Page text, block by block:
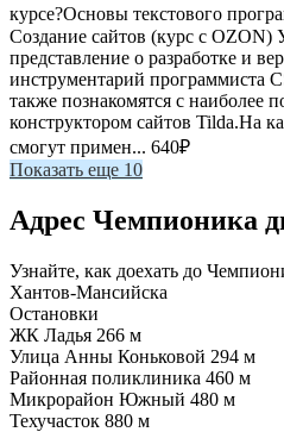
курсе?Основы текстового
Создание сайтов (курс с OZON)
представление о разработке и
инструментарий программиста
также познакомятся с наиболее
конструктором сайтов Tilda.На
смогут примен... 640₽
Показать еще 10
Адрес Чемпионика
Узнайте, как доехать до
Хантов-Мансийска
Остановки
ЖК Ладья 266 м
Улица Анны Коньковой 294 м
Районная поликлиника 460 м
Микрорайон Южный 480 м
Техучасток 880 м